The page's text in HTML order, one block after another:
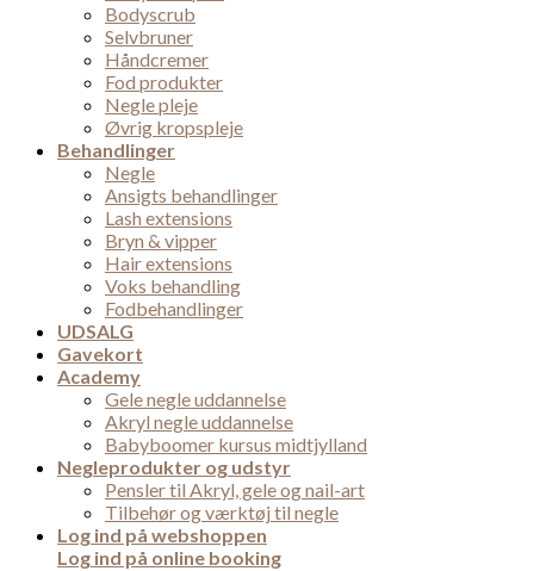
Bodyscrub
Selvbruner
Håndcremer
Fod produkter
Negle pleje
Øvrig kropspleje
Behandlinger
Negle
Ansigts behandlinger
Lash extensions
Bryn & vipper
Hair extensions
Voks behandling
Fodbehandlinger
UDSALG
Gavekort
Academy
Gele negle uddannelse
Akryl negle uddannelse
Babyboomer kursus midtjylland
Negleprodukter og udstyr
Pensler til Akryl, gele og nail-art
Tilbehør og værktøj til negle
Log ind på webshoppen
Log ind på online booking